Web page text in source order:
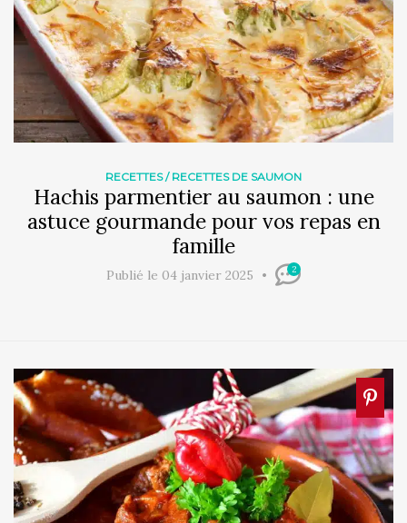
RECETTES/ RECETTES DE SAUMON
Hachis parmentier au saumon : une
astuce gourmande pour vos repas en
famille
Publié le 04 janvier 2025 2